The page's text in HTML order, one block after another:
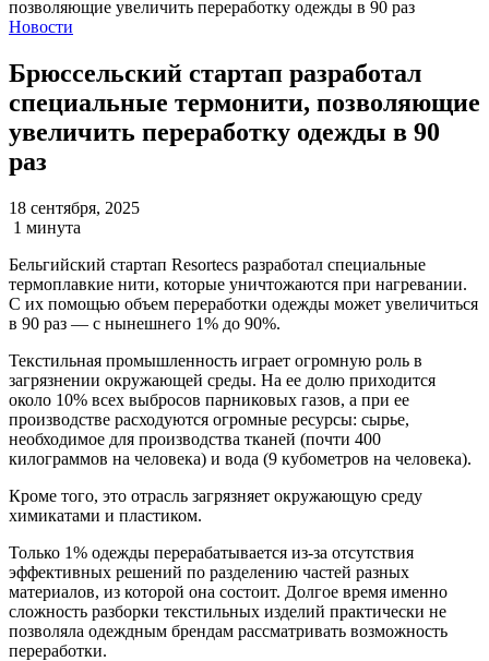
Новости
Брюссельский стартап разработал
специальные термонити, позволяющие
увеличить переработку одежды в 90
раз
18 сентября, 2025
1 минута
Бельгийский стартап Resortecs разработал специальные
термоплавкие нити, которые уничтожаются при нагревании.
С их помощью объем переработки одежды может увеличиться
в 90 раз — с нынешнего 1% до 90%.
Текстильная промышленность играет огромную роль в
загрязнении окружающей среды. На ее долю приходится
около 10% всех выбросов парниковых газов, а при ее
производстве расходуются огромные ресурсы: сырье,
необходимое для производства тканей (почти 400
килограммов на человека) и вода (9 кубометров на человека).
Кроме того, это отрасль загрязняет окружающую среду
химикатами и пластиком.
Только 1% одежды перерабатывается из-за отсутствия
эффективных решений по разделению частей разных
материалов, из которой она состоит. Долгое время именно
сложность разборки текстильных изделий практически не
позволяла одеждным брендам рассматривать возможность
переработки.